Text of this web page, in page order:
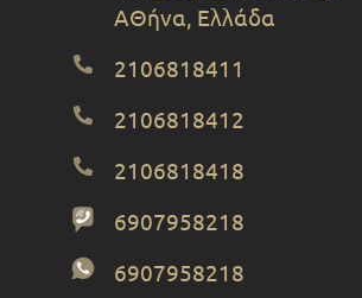
ΑΘήνα, Ελλάδα
2106818411
2106818412
2106818418
6907958218
6907958218